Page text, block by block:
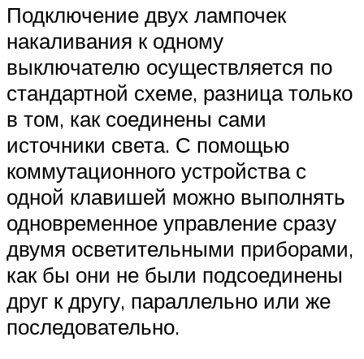
Подключение двух лампочек
накаливания к одному
выключателю осуществляется по
стандартной схеме, разница только
в том, как соединены сами
источники света. С помощью
коммутационного устройства с
одной клавишей можно выполнять
одновременное управление сразу
двумя осветительными приборами,
как бы они не были подсоединены
друг к другу, параллельно или же
последовательно.